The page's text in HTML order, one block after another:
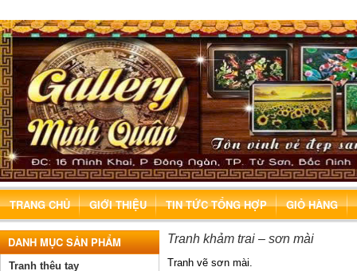
TRANG CHỦ GIỚI THIỆU TIN TỨC TỔNG HỢP GIỎ HÀNG
Tranh khảm trai – sơn mài
Tranh vẽ sơn mài.
DANH MỤC SẢN PHẨM
Tranh thêu tay